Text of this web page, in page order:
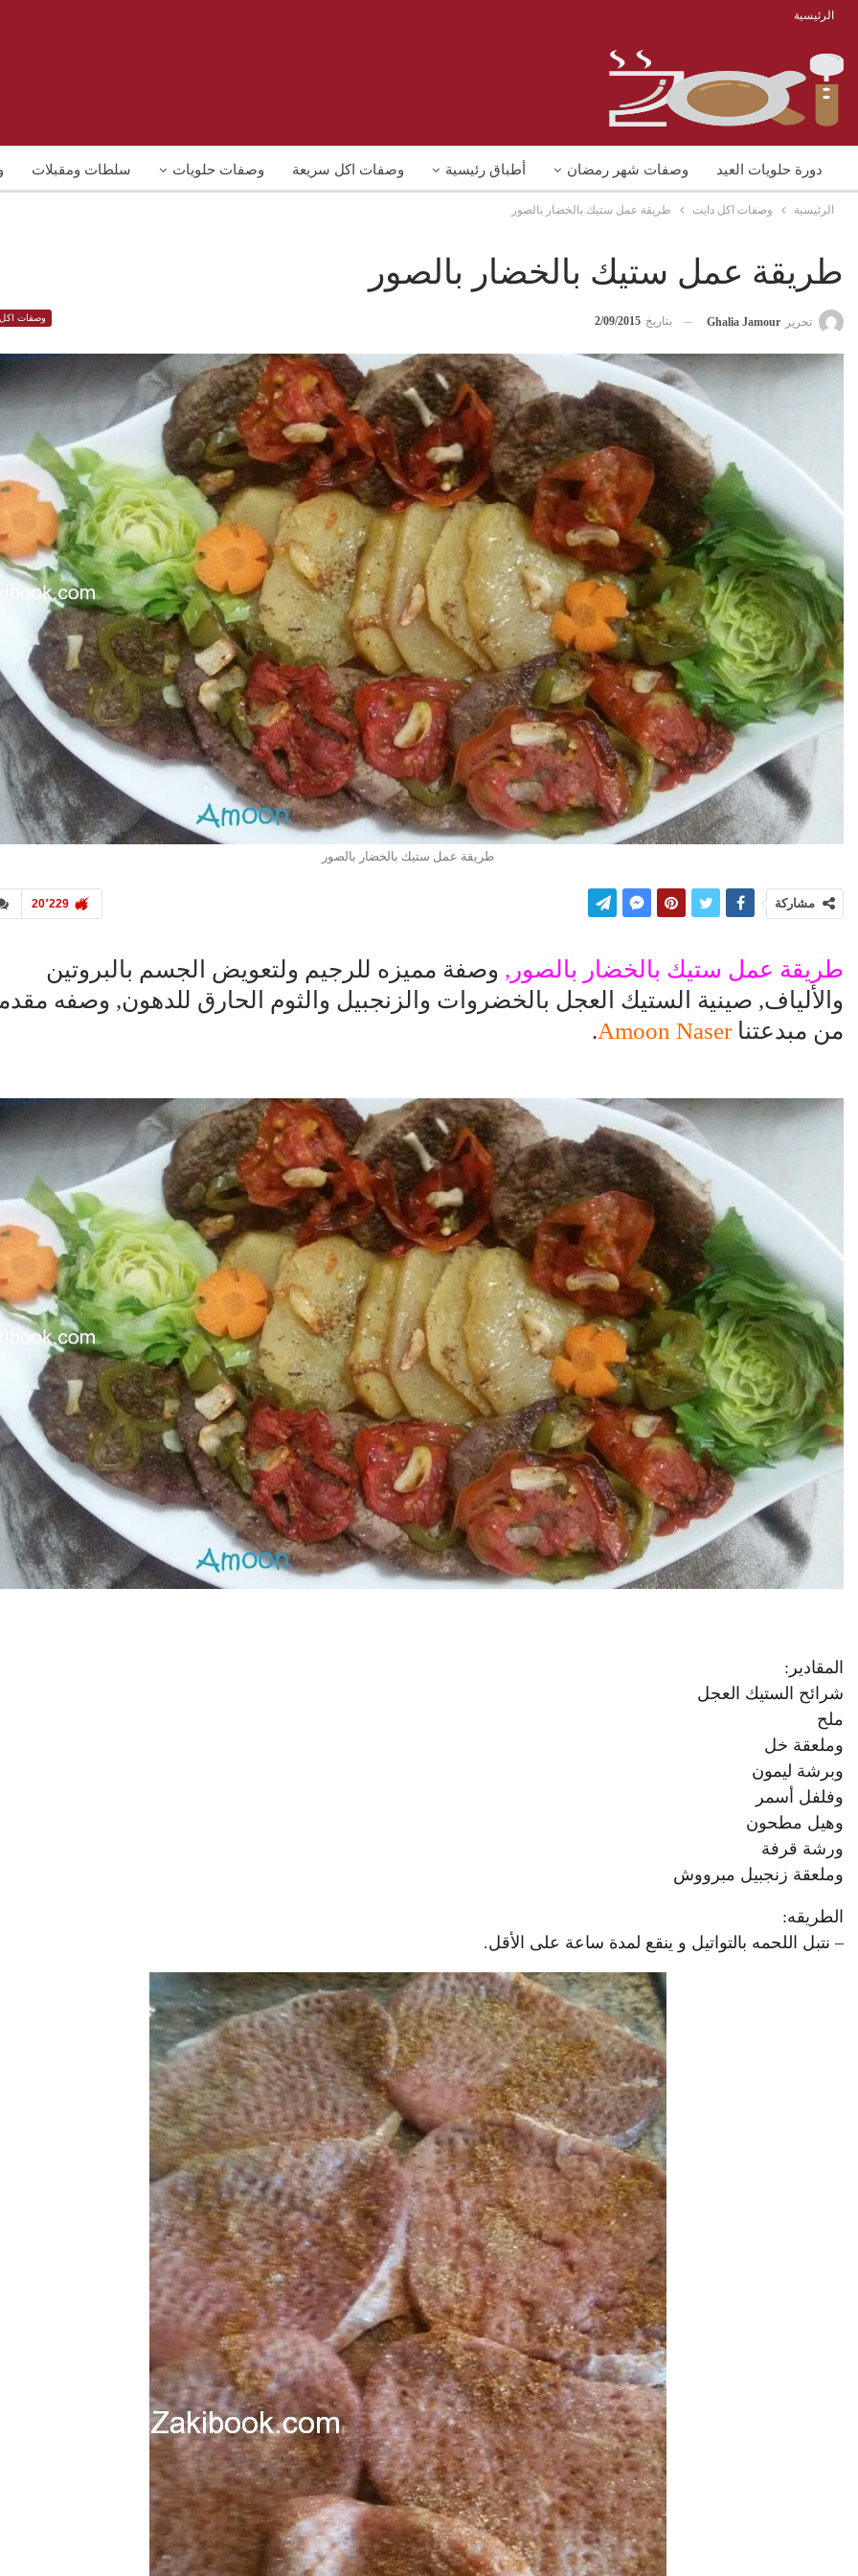
الرئيسية
دورة حلويات العيد وصفات شهر رمضان أطباق رئيسية وصفات اكل سريعة وصفات حلويات سلطات ومقبلات
منوعات شوربات وصفات اكل دايت الرئيسية وصفات اكل دايت طريقة عمل ستيك بالخضار بالصور
طريقة عمل ستيك بالخضار بالصور
وصفات تحرير Ghalia Jamour بتاريخ 2/09/2015
طريقة عمل ستيك بالخضار بالصور
20٬229 مشاركة
طريقة عمل ستيك بالخضار بالصور, وصفة مميزه للرجيم ولتعويض الجسم بالبروتين
والألياف, صينية الستيك العجل بالخضروات والزنجبيل والثوم الحارق للدهون, وصفه
من مبدعتناAmoon Naser
.
المقادير:
شرائح الستيك العجل
ملح
وملعقة خل
وبرشة ليمون
وفلفل أسمر
وهيل مطحون
ورشة قرفة
وملعقة زنجبيل مبرووش
الطريقه:
– نتبل اللحمه بالتواتيل و ينقع لمدة ساعة على الأقل.